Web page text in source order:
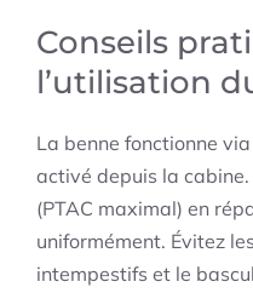
Conseils
l’utilisation
La benne fonctionne
activé depuis la cabine.
(PTAC maximal) en
uniformément. Évitez
intempestifs et le